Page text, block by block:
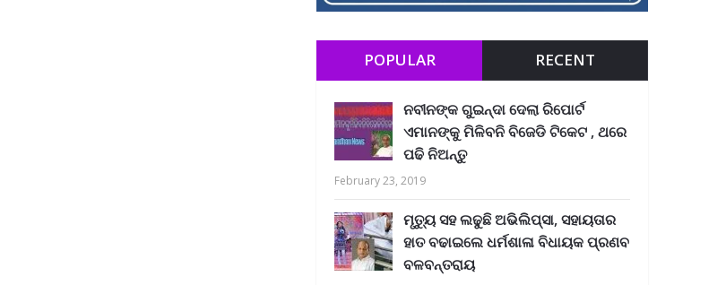
POPULAR RECENT
ନବୀନଙ୍କ ଗୁଇନ୍ଦା ଦେଲା ରିପୋର୍ଟ
ଏମାନଙ୍କୁ ମିଳିବନି ବିଜେଡି ଟିକେଟ , ଥରେ
ପଢି ନିଅନ୍ତୁ
February 23, 2019
ମୃତ୍ୟୁ ସହ ଲଢୁଛି ଅଭିଲିପ୍ସା, ସହାୟତାର
ହାତ ବଢାଇଲେ ଧର୍ମଶାଳା ବିଧାୟକ ପ୍ରଣବ
ବଳବନ୍ତରାୟ